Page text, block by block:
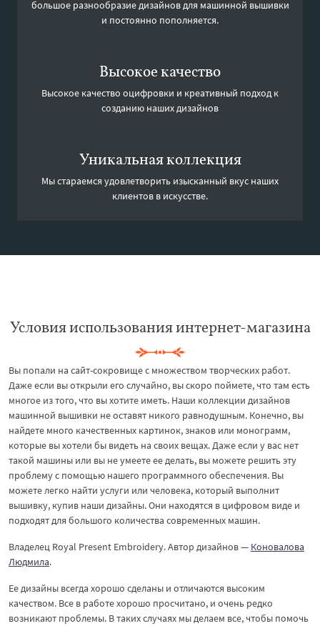
большое разнообразие дизайнов для машинной вышивки
и постоянно пополняется.
Высокое качество
Высокое качество оцифровки и креативный подход к
созданию наших дизайнов
Уникальная коллекция
Мы стараемся удовлетворить изысканный вкус наших
клиентов в искусстве.
Условия использования интернет-магазина
Вы попали на сайт-сокровище с множеством творческих работ.
Даже если вы открыли его случайно, вы скоро поймете, что там есть
многое из того, что вы хотите иметь. Наши коллекции дизайнов
машинной вышивки не оставят никого равнодушным. Конечно, вы
найдете много качественных картинок, знаков или монограмм,
которые вы хотели бы видеть на своих вещах. Даже если у вас нет
такой машины или вы не умеете ее делать, вы можете решить эту
проблему с помощью нашего программного обеспечения. Вы
можете легко найти услуги или человека, который выполнит
вышивку, купив наши дизайны. Они находятся в цифровом виде и
подходят для большого количества современных машин.
Владелец Royal Present Embroidery. Автор дизайнов — Коновалова
Людмила.
Ее дизайны всегда хорошо сделаны и отличаются высоким
качеством. Все в работе хорошо просчитано, и очень редко
возникают проблемы. В таких случаях мы делаем все, чтобы помочь